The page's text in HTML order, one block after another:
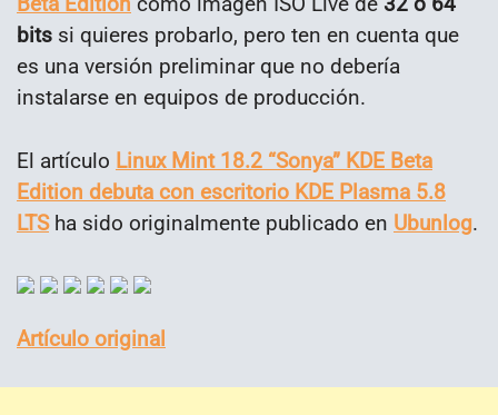
bits si quieres probarlo, pero ten en cuenta que
es una versión preliminar que no debería
instalarse en equipos de producción.
El artículo Linux Mint 18.2 “Sonya” KDE Beta
Edition debuta con escritorio KDE Plasma 5.8
LTSha sido originalmente publicado en Ubunlog.
Artículo original